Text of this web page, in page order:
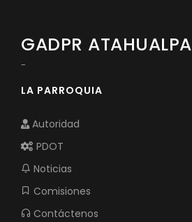
GADPR ATAHUALPA
-
LA PARROQUIA
Autoridad
PDOT
Noticias
Comisiones
Contáctenos